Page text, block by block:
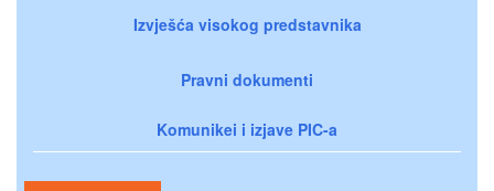
Izvješća visokog predstavnika
Pravni dokumenti
Komunikei i izjave PIC-a